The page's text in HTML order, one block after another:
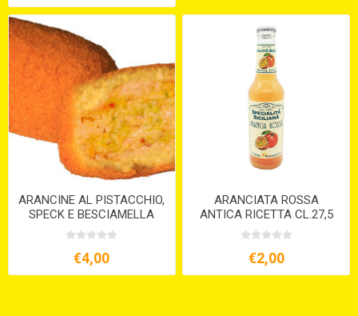
ARANCINE AL PISTACCHIO,
SPECK E BESCIAMELLA
GR.200
€4,00
ARANCIATA ROSSA
ANTICA RICETTA CL.27,5
€2,00